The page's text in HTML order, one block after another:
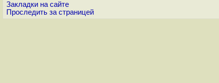
Закладки на сайте
Проследить за страницей